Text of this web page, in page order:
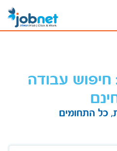
חיפוש עבודה
כל התחומים